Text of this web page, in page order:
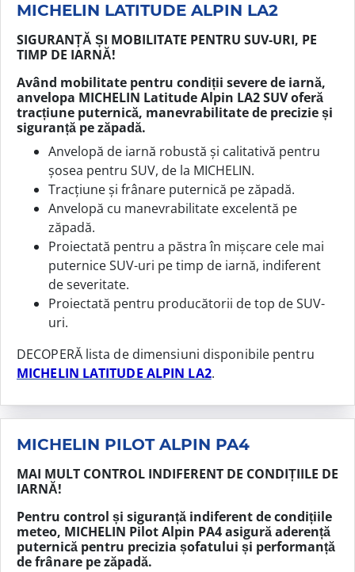
MICHELIN LATITUDE ALPIN LA2
SIGURANȚĂ ȘI MOBILITATE PENTRU SUV-URI, PE
TIMP DE IARNĂ!
Având mobilitate pentru condiții severe de iarnă,
anvelopa MICHELIN Latitude Alpin LA2 SUV oferă
tracțiune puternică, manevrabilitate de precizie și
siguranță pe zăpadă.
Anvelopă de iarnă robustă și calitativă pentru
șosea pentru SUV, de la MICHELIN.
Tracțiune și frânare puternică pe zăpadă.
Anvelopă cu manevrabilitate excelentă pe
zăpadă.
Proiectată pentru a păstra în mișcare cele mai
puternice SUV-uri pe timp de iarnă, indiferent
de severitate.
Proiectată pentru producătorii de top de SUV-
uri.
DECOPERĂ lista de dimensiuni disponibile pentru
MICHELIN LATITUDE ALPIN LA2.
MICHELIN PILOT ALPIN PA4
MAI MULT CONTROL INDIFERENT DE CONDIȚIILE DE
IARNĂ!
Pentru control și siguranță indiferent de condițiile
meteo, MICHELIN Pilot Alpin PA4 asigură aderență
puternică pentru precizia șofatului și performanță
de frânare pe zăpadă.